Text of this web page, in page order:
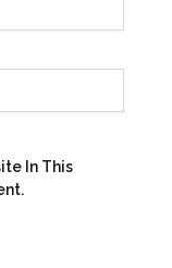
In This